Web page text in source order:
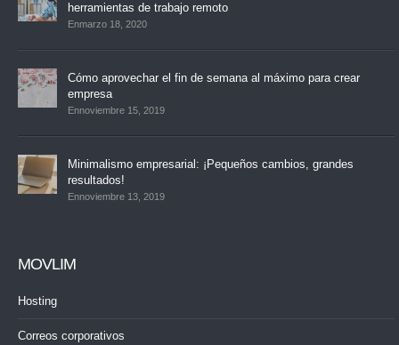
herramientas de trabajo remoto
Enmarzo 18, 2020
Cómo aprovechar el fin de semana al máximo para crear
empresa
Ennoviembre 15, 2019
Minimalismo empresarial: ¡Pequeños cambios, grandes
resultados!
Ennoviembre 13, 2019
MOVLIM
Hosting
Correos corporativos